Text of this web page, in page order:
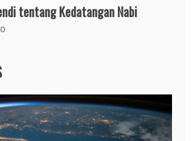
tentang Kedatangan Nabi